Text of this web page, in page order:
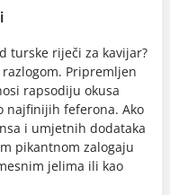
turske riječi za kavijar?
Pripremljen
rapsodiju okusa
najfinijih feferona. Ako
i umjetnih dodataka
pikantnom zalogaju
jelima ili kao